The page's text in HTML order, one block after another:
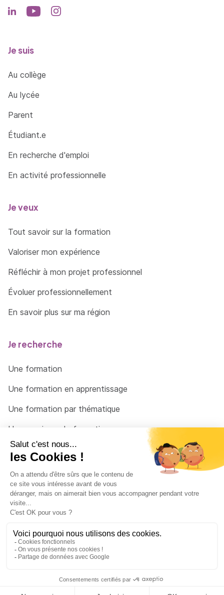
Je suis
Au collège
Au lycée
Parent
Étudiant.e
En recherche d'emploi
En activité professionnelle
Je veux
Tout savoir sur la formation
Valoriser mon expérience
Réfléchir à mon projet professionnel
Évoluer professionnellement
En savoir plus sur ma région
Je recherche
Une formation
Une formation en apprentissage
Une formation par thématique
Un organisme de formation
Un conseiller
Une solution pour raccrocher
© 2026 - Côté Formations - par Via Compétences
Menu Pied de page
Mentions Légales
Politique de confidentialité